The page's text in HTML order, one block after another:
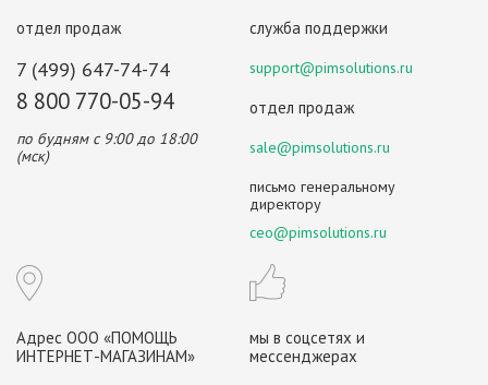
отдел продаж
7 (499) 647-74-74
8 800 770-05-94
по будням с 9:00 до 18:00
(мск)
служба поддержки
support@pimsolutions.ru
отдел продаж
sale@pimsolutions.ru
письмо генеральному
директору
ceo@pimsolutions.ru
Адрес ООО «ПОМОЩЬ
ИНТЕРНЕТ-МАГАЗИНАМ»
мы в соцсетях и
мессенджерах